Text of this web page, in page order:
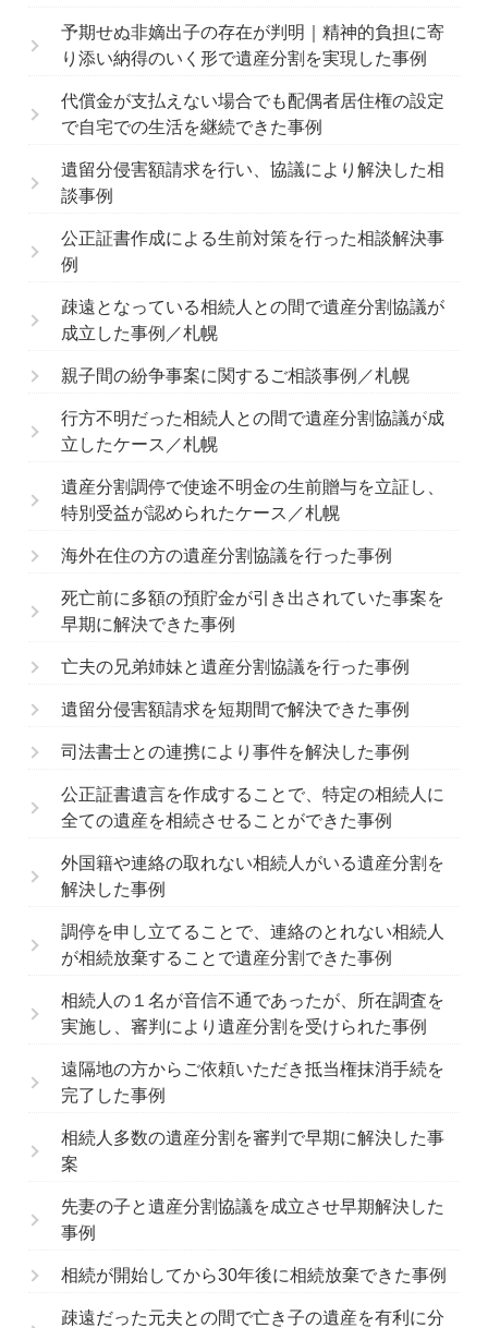
予期せぬ非嫡出子の存在が判明｜精神的負担に寄
り添い納得のいく形で遺産分割を実現した事例
代償金が支払えない場合でも配偶者居住権の設定
で自宅での生活を継続できた事例
遺留分侵害額請求を行い、協議により解決した相
談事例
公正証書作成による生前対策を行った相談解決事
例
疎遠となっている相続人との間で遺産分割協議が
成立した事例／札幌
親子間の紛争事案に関するご相談事例／札幌
行方不明だった相続人との間で遺産分割協議が成
立したケース／札幌
遺産分割調停で使途不明金の生前贈与を立証し、
特別受益が認められたケース／札幌
海外在住の方の遺産分割協議を行った事例
死亡前に多額の預貯金が引き出されていた事案を
早期に解決できた事例
亡夫の兄弟姉妹と遺産分割協議を行った事例
遺留分侵害額請求を短期間で解決できた事例
司法書士との連携により事件を解決した事例
公正証書遺言を作成することで、特定の相続人に
全ての遺産を相続させることができた事例
外国籍や連絡の取れない相続人がいる遺産分割を
解決した事例
調停を申し立てることで、連絡のとれない相続人
が相続放棄することで遺産分割できた事例
相続人の１名が音信不通であったが、所在調査を
実施し、審判により遺産分割を受けられた事例
遠隔地の方からご依頼いただき抵当権抹消手続を
完了した事例
相続人多数の遺産分割を審判で早期に解決した事
案
先妻の子と遺産分割協議を成立させ早期解決した
事例
相続が開始してから30年後に相続放棄できた事例
疎遠だった元夫との間で亡き子の遺産を有利に分